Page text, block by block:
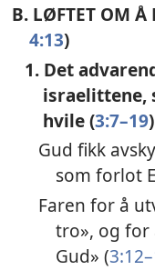
B. LØFTET OM Å
4:13)
1. Det
israelittene,
hvile (3:7–19)
Gud fikk
som forlot
Faren for å
tro», og for
Gud» (